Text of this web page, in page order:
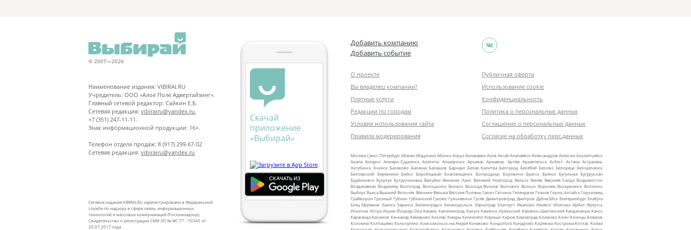
© 2007—2026
Наименование издания: VIBIRAI.RU
Учредитель: ООО «Алое Поле Адвертайзинг».
Главный сетевой редактор: Сайкин Е.Б.
Сетевая редакция: vibirairu@yandex.ru
+7 (351) 247-11-11.
Знак информационной продукции: 16+.
Телефон отдела продаж: 8 (917) 299-67-02
Сетевая редакция: vibirairu@yandex.ru
Сетевое издание VIBIRAI.RU зарегистрировано в Федеральной
службе по надзору в сфере связи, информационных
технологий и массовых коммуникаций (Роскомнадзор).
Свидетельство о регистрации СМИ ЭЛ № ФС 77 - 70345 от
20.07.2017 года
Скачай
приложение
«Выбирай»
Добавить компанию
Добавить событие
О проекте
Вы владелец компании?
Платные услуги
Редакции по городам
Условия использования сайта
Правила модерирования
Публичная оферта
Использование cookie
Конфиденциальность
Политика о персональных данных
Соглашение о персональных данных
Согласие на обработку перс.данных
МоскваСанкт‑ПетербургАбаканАбдулиноАбинскАгрызАзнакаевоАзовАксайАлапаевскАлександровАлексинАльметьевск
Анапа Ангарск Анжеро‑Судженск Апатиты Апшеронск Арзамас Армавир Артём Архангельск Асбест Астана Астрахань
Ахтубинск Ачинск Балаково Балахна Балашов Барнаул Белая Калитва Белгород Белебей Белово Белорецк Белореченск
Белоярский Березники Бийск Биробиджан Благовещенск Богородицк Боровичи Братск Брянск Бугульма Бугуруслан
Будённовск Бузулук Бутурлиновка Валуйки Великие Луки Великий Новгород Вельск Венёв Верхняя Салда Владивосток
Владикавказ Владимир Волгоград Волгодонск Волжск Вологда Волхов Волчанск Вольск Воронеж Воскресенск Воткинск
ВыборгВыкса Вышний Волочёк Вязники Вязьма Вятские Поляны Галич Гатчина Геленджик Глазов Горно‑АлтайскГороховец
Грайворон Грозный Губкин Губкинский Гуково Гулькевичи Гусев Димитровград Дмитров Дубна Ейск Екатеринбург Елабуга
Елец Ефремов Заинск Заринск Зеленоградск Зеленодольск Зерноград Златоуст Иваново Ижевск Ипатово Ирбит Иркутск
Искитим Истра Ишим Йошкар‑Ола Казань Калининград Калуга Каменск‑Уральский Каменск‑Шахтинский Кандалакша Канск
Караганда Касимов Качканар Кемерово Кизляр Кимры Кингисепп Кириши Киров Кировград Климово Клин Клинцы Ковров
Коломна Колпашево Кольчугино Комсомольск‑на‑Амуре Конаково Кондопога Кондрово Коряжма Кострома Котлас Кохма